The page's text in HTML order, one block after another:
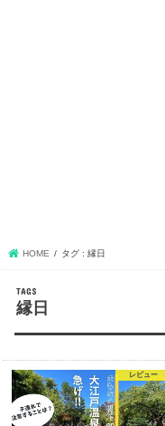
HOME タグ : 縁日
縁日
レビュー